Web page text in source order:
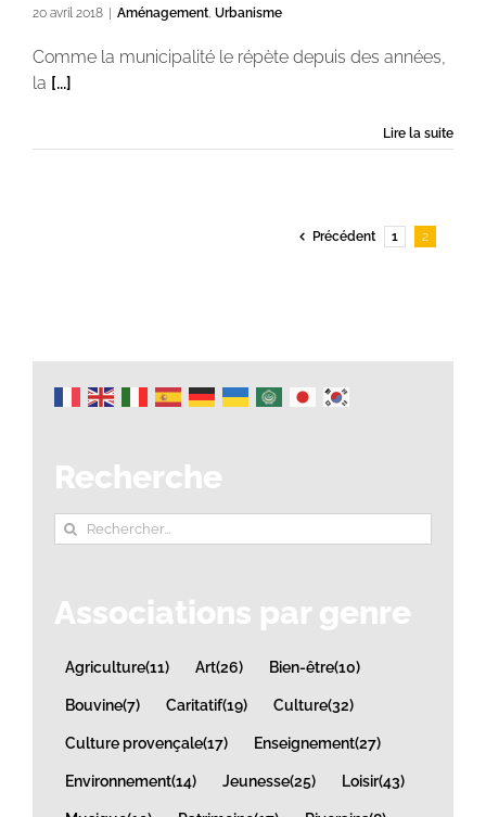
20 avril 2018 Aménagement, Urbanisme
Comme la municipalité le répète depuis des années,
la [...]
Lire la suite
Précédent 1 2
Recherche
Rechercher:
Associations par genre
Agriculture(11) Art(26) Bien-être(10)
Bouvine(7) Caritatif(19) Culture(32)
Culture provençale(17) Enseignement(27)
Environnement(14) Jeunesse(25) Loisir(43)